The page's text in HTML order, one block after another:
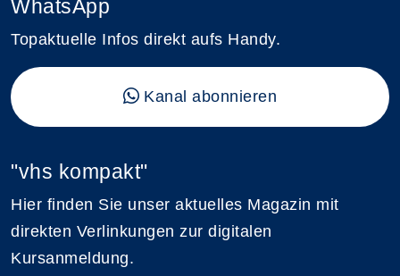
WhatsApp
Topaktuelle Infos direkt aufs Handy.
Kanal abonnieren
"vhs kompakt"
Hier finden Sie unser aktuelles Magazin mit
direkten Verlinkungen zur digitalen
Kursanmeldung.